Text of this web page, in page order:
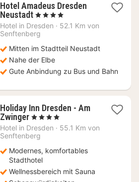
Hotel Amadeus Dresden
Neustadt1
Nacht
ab
126,14
€
, 4 Sterne
Hotel in Dresden · 52.1 Km von
Senftenberg
Mitten im Stadtteil Neustadt
Nahe der Elbe
Gute Anbindung zu Bus und Bahn
Holiday Inn Dresden - Am
Zwinger1
Nacht
ab
125,08
€
, 4 Sterne
Hotel in Dresden · 55.1 Km von
Senftenberg
Modernes, komfortables
Stadthotel
Wellnessbereich mit Sauna